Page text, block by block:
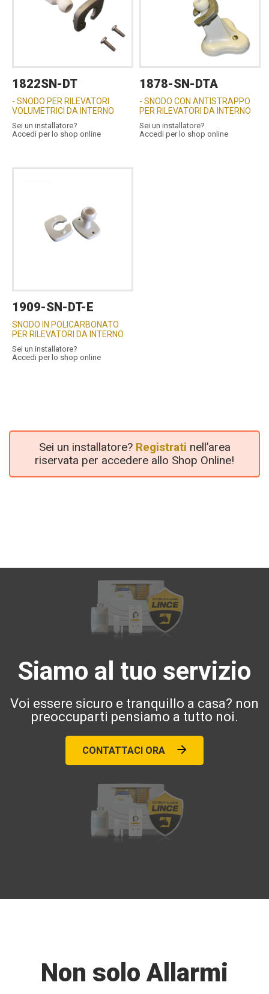
1822SN-DT
- SNODO PER RILEVATORI
VOLUMETRICI DA INTERNO
Sei un installatore?
Accedi per lo shop online
1878-SN-DTA
- SNODO CON ANTISTRAPPO
PER RILEVATORI DA INTERNO
Sei un installatore?
Accedi per lo shop online
1909-SN-DT-E
SNODO IN POLICARBONATO
PER RILEVATORI DA INTERNO
Sei un installatore?
Accedi per lo shop online
Sei un installatore? Registrati nell’area
riservata per accedere allo Shop Online!
Siamo al tuo servizio
Voi essere sicuro e tranquillo a casa? non
preoccuparti pensiamo a tutto noi.
CONTATTACI ORA
Non solo Allarmi